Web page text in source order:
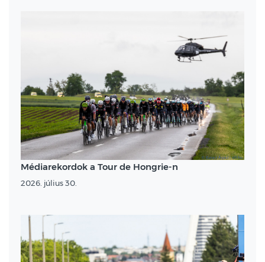
Médiarekordok a Tour de Hongrie-n
2026. július 30.